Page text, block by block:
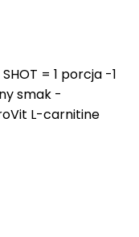
= 1 porcja -1
smak -
L-carnitine